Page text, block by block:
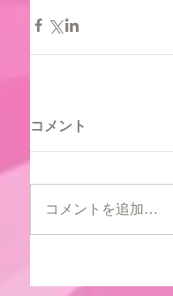
コメント
コメントを追加…